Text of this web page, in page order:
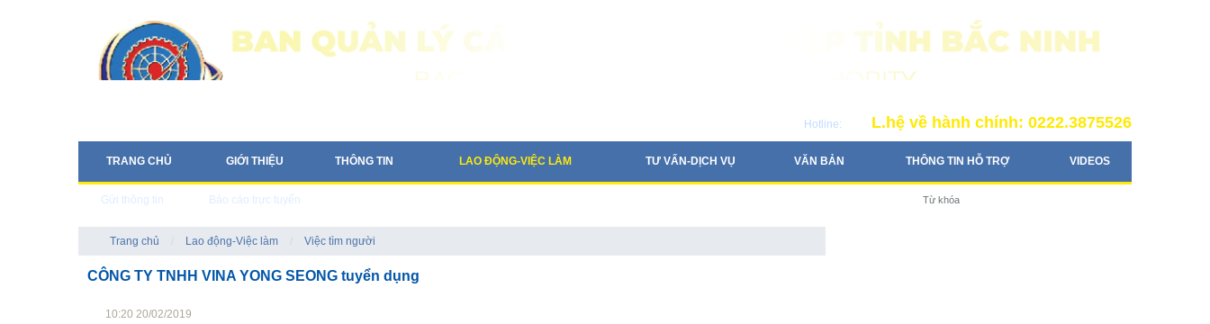
Hotline: L.hệ về hành chính: 0222.3875526
TRANG CHỦ GIỚI THIỆU THÔNG TIN LAO ĐỘNG-VIỆC LÀM TƯ VẤN-DỊCH VỤ VĂN BẢN THÔNG TIN HỖ TRỢ VIDEOS
Gửi thông tin Báo cáo trực tuyến
Trang chủ Lao động-Việc làm Việc tìm người
CÔNG TY TNHH VINA YONG SEONG tuyển dụng
10:20 20/02/2019